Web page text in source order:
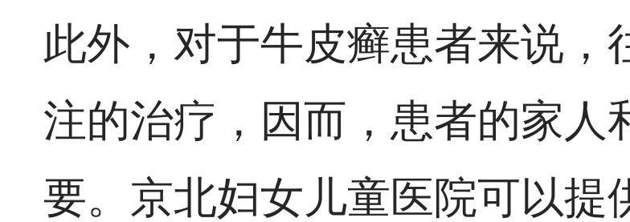
此外，对于牛皮癣患者来说，
注的治疗，因而，患者的家人
要。京北妇女儿童医院可以提